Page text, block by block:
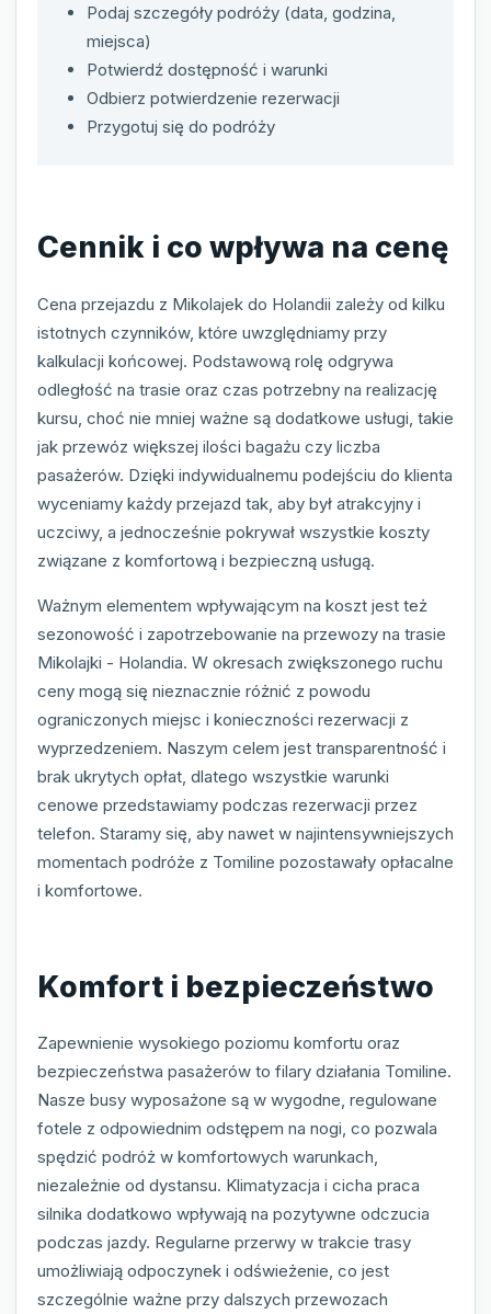
Podaj szczegóły podróży (data, godzina,
miejsca)
Potwierdź dostępność i warunki
Odbierz potwierdzenie rezerwacji
Przygotuj się do podróży
Cennik i co wpływa na cenę
Cena przejazdu z Mikolajek do Holandii zależy od kilku
istotnych czynników, które uwzględniamy przy
kalkulacji końcowej. Podstawową rolę odgrywa
odległość na trasie oraz czas potrzebny na realizację
kursu, choć nie mniej ważne są dodatkowe usługi, takie
jak przewóz większej ilości bagażu czy liczba
pasażerów. Dzięki indywidualnemu podejściu do klienta
wyceniamy każdy przejazd tak, aby był atrakcyjny i
uczciwy, a jednocześnie pokrywał wszystkie koszty
związane z komfortową i bezpieczną usługą.
Ważnym elementem wpływającym na koszt jest też
sezonowość i zapotrzebowanie na przewozy na trasie
Mikolajki - Holandia. W okresach zwiększonego ruchu
ceny mogą się nieznacznie różnić z powodu
ograniczonych miejsc i konieczności rezerwacji z
wyprzedzeniem. Naszym celem jest transparentność i
brak ukrytych opłat, dlatego wszystkie warunki
cenowe przedstawiamy podczas rezerwacji przez
telefon. Staramy się, aby nawet w najintensywniejszych
momentach podróże z Tomiline pozostawały opłacalne
i komfortowe.
Komfort i bezpieczeństwo
Zapewnienie wysokiego poziomu komfortu oraz
bezpieczeństwa pasażerów to filary działania Tomiline.
Nasze busy wyposażone są w wygodne, regulowane
fotele z odpowiednim odstępem na nogi, co pozwala
spędzić podróż w komfortowych warunkach,
niezależnie od dystansu. Klimatyzacja i cicha praca
silnika dodatkowo wpływają na pozytywne odczucia
podczas jazdy. Regularne przerwy w trakcie trasy
umożliwiają odpoczynek i odświeżenie, co jest
szczególnie ważne przy dalszych przewozach